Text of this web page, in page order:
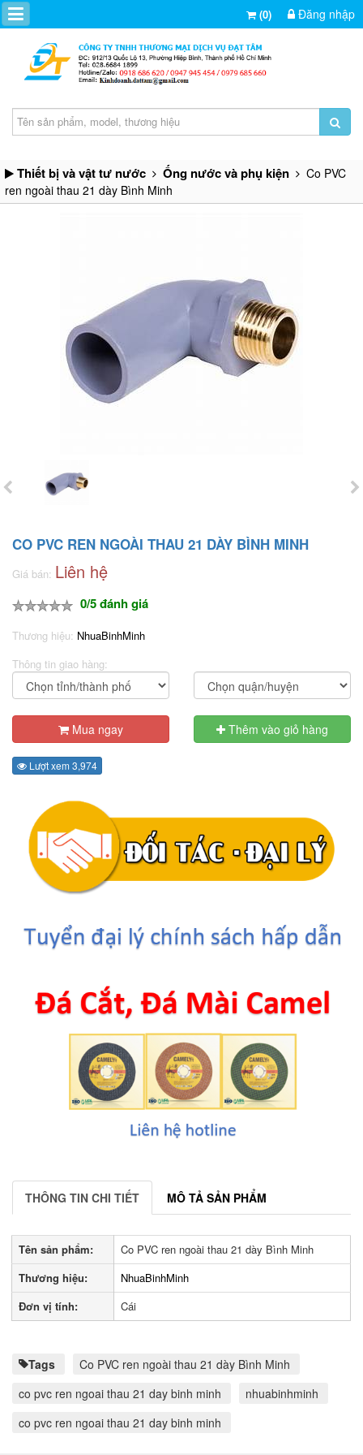
(0) Đăng nhập
Thiết bị và vật tư nước Ống nước và phụ kiện
Co PVC
ren ngoài thau 21 dày Bình Minh
CO PVC REN NGOÀI THAU 21 DÀY BÌNH MINH
Giá bán: Liên hệ
0/5 đánh giá
Thương hiệu: NhuaBinhMinh
Thông tin giao hàng:
Mua ngay Thêm vào giỏ hàng
Lượt xem 3,974
THÔNG TIN CHI TIẾT MÔ TẢ SẢN PHẨM
Tên sản phẩm:
Co PVC ren ngoài thau 21 dày Bình Minh
Thương hiệu:
NhuaBinhMinh
Đơn vị tính:
Cái
Tags
Co PVC ren ngoài thau 21 dày Bình Minh
co pvc ren ngoai thau 21 day binh minh
nhuabinhminh
co pvc ren ngoai thau 21 day binh minh